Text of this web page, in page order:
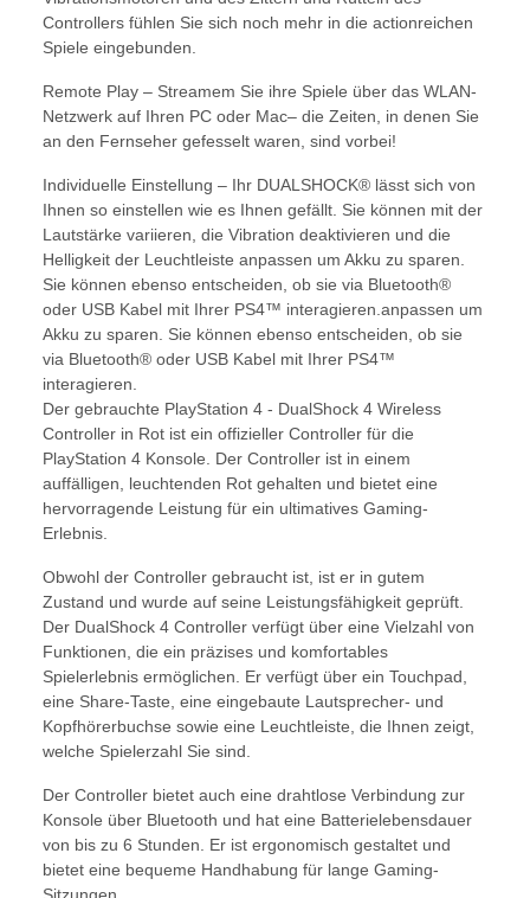
Controllers fühlen Sie sich noch mehr in die actionreichen
Spiele eingebunden.
Remote Play – Streamem Sie ihre Spiele über das WLAN-
Netzwerk auf Ihren PC oder Mac– die Zeiten, in denen Sie
an den Fernseher gefesselt waren, sind vorbei!
Individuelle Einstellung – Ihr DUALSHOCK® lässt sich von
Ihnen so einstellen wie es Ihnen gefällt. Sie können mit der
Lautstärke variieren, die Vibration deaktivieren und die
Helligkeit der Leuchtleiste anpassen um Akku zu sparen.
Sie können ebenso entscheiden, ob sie via Bluetooth®
oder USB Kabel mit Ihrer PS4™ interagieren.anpassen um
Akku zu sparen. Sie können ebenso entscheiden, ob sie
via Bluetooth® oder USB Kabel mit Ihrer PS4™
interagieren.
Der gebrauchte PlayStation 4 - DualShock 4 Wireless
Controller in Rot ist ein offizieller Controller für die
PlayStation 4 Konsole. Der Controller ist in einem
auffälligen, leuchtenden Rot gehalten und bietet eine
hervorragende Leistung für ein ultimatives Gaming-
Erlebnis.
Obwohl der Controller gebraucht ist, ist er in gutem
Zustand und wurde auf seine Leistungsfähigkeit geprüft.
Der DualShock 4 Controller verfügt über eine Vielzahl von
Funktionen, die ein präzises und komfortables
Spielerlebnis ermöglichen. Er verfügt über ein Touchpad,
eine Share-Taste, eine eingebaute Lautsprecher- und
Kopfhörerbuchse sowie eine Leuchtleiste, die Ihnen zeigt,
welche Spielerzahl Sie sind.
Der Controller bietet auch eine drahtlose Verbindung zur
Konsole über Bluetooth und hat eine Batterielebensdauer
von bis zu 6 Stunden. Er ist ergonomisch gestaltet und
bietet eine bequeme Handhabung für lange Gaming-